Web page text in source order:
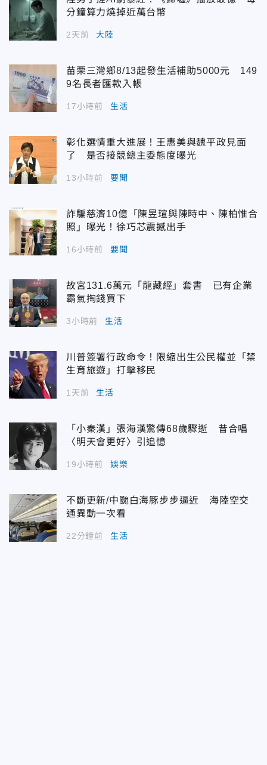
分鐘算力燒掉近萬台幣
2天前 大陸
苗栗三灣鄉8/13起發生活補助5000元 149
9名長者匯款入帳
17小時前 生活
彰化選情重大進展！王惠美與魏平政見面
了 是否接競總主委態度曝光
13小時前 要聞
詐騙慈濟10億「陳昱瑄與陳時中、陳柏惟合
照」曝光！徐巧芯震撼出手
16小時前 要聞
故宮131.6萬元「龍藏經」套書 已有企業
霸氣掏錢買下
3小時前 生活
川普簽署行政命令！限縮出生公民權並「禁
生育旅遊」打擊移民
1天前 生活
「小秦漢」張海漢驚傳68歲驟逝 昔合唱
〈明天會更好〉引追憶
19小時前 娛樂
不斷更新/中颱白海豚步步逼近 海陸空交
通異動一次看
22分鐘前 生活